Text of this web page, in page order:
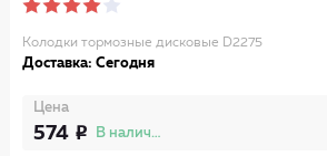
Колодки тормозные дисковые D2275
Доставка: Сегодня
Цена
574 В наличии